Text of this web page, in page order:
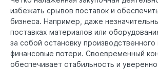
избежать срывов поставок и
бизнеса. Например, даже
поставках материалов или
за собой остановку
финансовые потери. Своевременный
обеспечивает стабильность и